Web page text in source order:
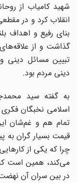
شهید کامیاب از
انقلاب کرد و در
بنای رفیع و اهداف
گذاشت و از
تبیین مسائل دینی
دینی مردم بود.
به گفته سید
‌اسلامی نخبگان فکری
تمام هم و غم‌شان
‌قیمت بسیار گران به
چرا که یکی از
می‌کند، همین است که
در بین سران آن